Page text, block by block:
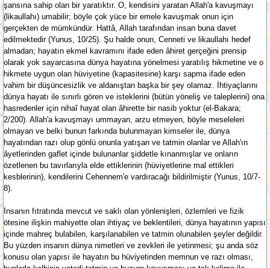
şansına sahip olan bir yaratıktır. O, kendisini yaratan Allah'a kavuşmayı
(likaullahı) umabilir; böyle çok yüce bir emele kavuşmak onun için
gerçekten de mümkündür. Hattâ, Allah tarafından insan buna davet
edilmektedir (Yunus, 10/25). Şu halde onun, Cenneti ve likaullahı hedef
almadan; hayatın ekmel kavramını ifade eden âhiret gerçeğini prensip
olarak yok sayarcasına dünya hayatına yönelmesi yaratılış hikmetine ve o
hikmete uygun olan hüviyetine (kapasitesine) karşı sapma ifade eden
vahim bir düşüncesizlik ve aldanıştan başka bir şey olamaz. İhtiyaçlarını
dünya hayatı ile sınırlı gören ve isteklerini (bütün yöneliş ve taleplerini) ona
hasredenler için nihaî hayat olan âhirette bir nasib yoktur (el-Bakara;
2/200). Allah'a kavuşmayı ummayan, arzu etmeyen, böyle meseleleri
olmayan ve belki bunun farkında bulunmayan kimseler ile, dünya
hayatından razı olup gönlü onunla yatışan ve tatmin olanlar ve Allah'ın
âyetlerinden gaflet içinde bulunanlar şiddetle kınanmışlar ve onların
özetlenen bu tavırlarıyla elde ettiklerinin (hüviyetlerine mal ettikleri
kesblerinin), kendilerini Cehennem'e vardıracağı bildirilmiştir (Yunus, 10/7-
8).
İnsanın fıtratında mevcut ve saklı olan yönlenişleri, özlemleri ve fizik
ötesine ilişkin mahiyette olan ihtiyaç ve beklentileri, dünya hayatının yapısı
içinde mahreç bulabilen, karşılanabilen ve tatmin olunabilen şeyler değildir.
Bu yüzden insanın dünya nimetleri ve zevkleri ile yetinmesi; şu anda söz
konusu olan yapısı ile hayatın bu hüviyetinden memnun ve razı olması,